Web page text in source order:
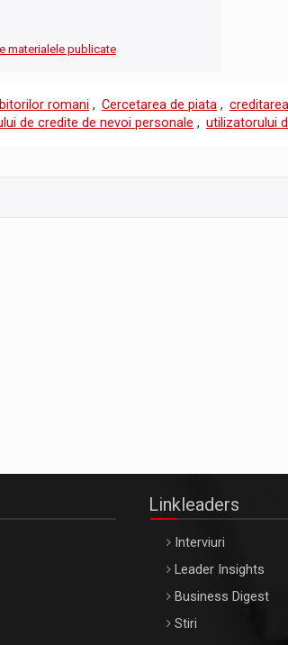
materialele publicate
romani , Cercetarea de piata , creditarea
de credite de nevoi personale , utilizatorului
Linkleaders
Interviuri
Leader Insights
Business Digest
Stiri